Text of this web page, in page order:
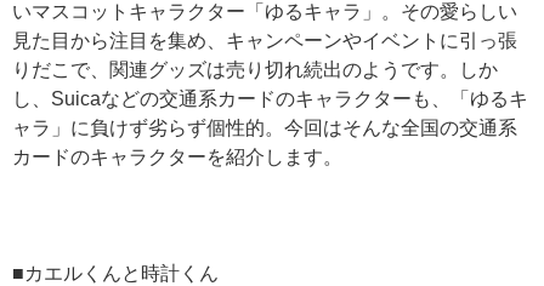
いマスコットキャラクター「ゆるキャラ」。その愛らしい
見た目から注目を集め、キャンペーンやイベントに引っ張
りだこで、関連グッズは売り切れ続出のようです。しか
し、Suicaなどの交通系カードのキャラクターも、「ゆるキ
ャラ」に負けず劣らず個性的。今回はそんな全国の交通系
カードのキャラクターを紹介します。
■カエルくんと時計くん